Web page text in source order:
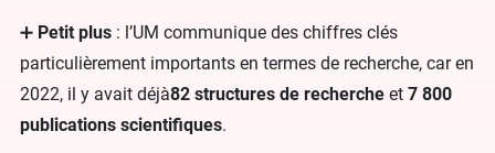
➕ Petit plus : l’UM communique des chiffres clés
particulièrement importants en termes de recherche, car en
2022, il y avait déjà82 structures de recherche et 7 800
publications scientifiques.